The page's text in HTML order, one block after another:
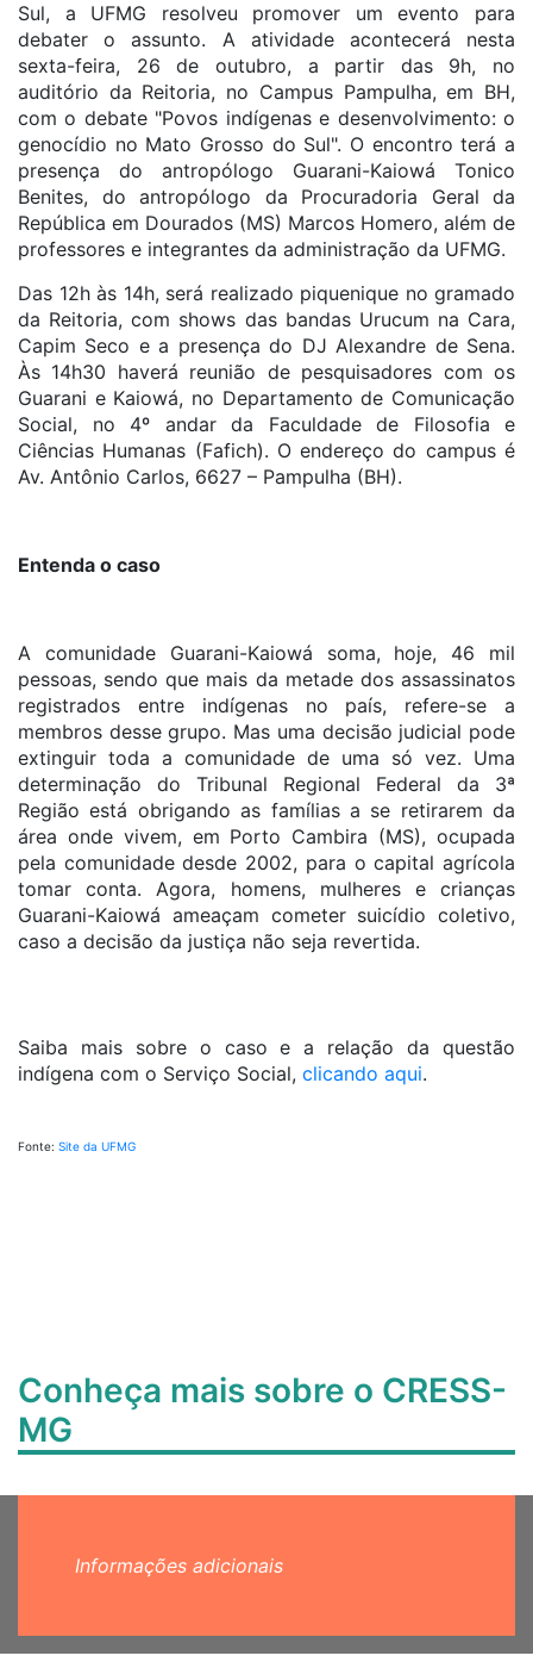
Sul, a UFMG resolveu promover um evento para
debater o assunto. A atividade acontecerá nesta
sexta-feira, 26 de outubro, a partir das 9h, no
auditório da Reitoria, no Campus Pampulha, em BH,
com o debate "Povos indígenas e desenvolvimento: o
genocídio no Mato Grosso do Sul". O encontro terá a
presença do antropólogo Guarani-Kaiowá Tonico
Benites, do antropólogo da Procuradoria Geral da
República em Dourados (MS) Marcos Homero, além de
professores e integrantes da administração da UFMG.
Das 12h às 14h, será realizado piquenique no gramado
da Reitoria, com shows das bandas Urucum na Cara,
Capim Seco e a presença do DJ Alexandre de Sena.
Às 14h30 haverá reunião de pesquisadores com os
Guarani e Kaiowá, no Departamento de Comunicação
Social, no 4º andar da Faculdade de Filosofia e
Ciências Humanas (Fafich). O endereço do campus é
Av. Antônio Carlos, 6627 – Pampulha (BH).
Entenda o caso
A comunidade Guarani-Kaiowá soma, hoje, 46 mil
pessoas, sendo que mais da metade dos assassinatos
registrados entre indígenas no país, refere-se a
membros desse grupo. Mas uma decisão judicial pode
extinguir toda a comunidade de uma só vez. Uma
determinação do Tribunal Regional Federal da 3ª
Região está obrigando as famílias a se retirarem da
área onde vivem, em Porto Cambira (MS), ocupada
pela comunidade desde 2002, para o capital agrícola
tomar conta. Agora, homens, mulheres e crianças
Guarani-Kaiowá ameaçam cometer suicídio coletivo,
caso a decisão da justiça não seja revertida.
Saiba mais sobre o caso e a relação da questão
indígena com o Serviço Social, clicando aqui.
Fonte: Site da UFMG
Conheça mais sobre o CRESS-
MG
Informações adicionais